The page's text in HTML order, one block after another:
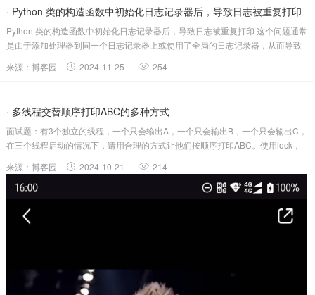
· Python 类的构造函数中初始化日志记录器后，导致日志被重复打印
Python 类的构造函数中初始化日志记录器后，导致日志被重复打印 这个问题通常
是由于添加处理器到同一个日志记录器上或使用了全局的日志记录器，从而导致
来源：博客园 2024-11-25 254
· 多线程交替顺序打印ABC的多种方式
面试题：有3个独立的线程，一个只会输出A，一个只会输出B，一个只会输出C，
在三个线程启动的情况下，请用合理的方式让他们按顺序打印ABC。使用lock，
来源：博客园 2024-10-21 214